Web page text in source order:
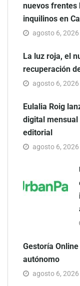
nuevos frentes
inquilinos en
agosto 6, 2026
La luz roja, el
recuperación
agosto 6, 2026
Eulalia Roig
digital
editorial
agosto 6, 2026
Gestoría
autónomo
agosto 6, 2026